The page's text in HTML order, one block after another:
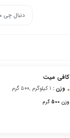
کافی میت
وزن : 1 کیلوگرم ,500 گرم
وزن 500 گرم